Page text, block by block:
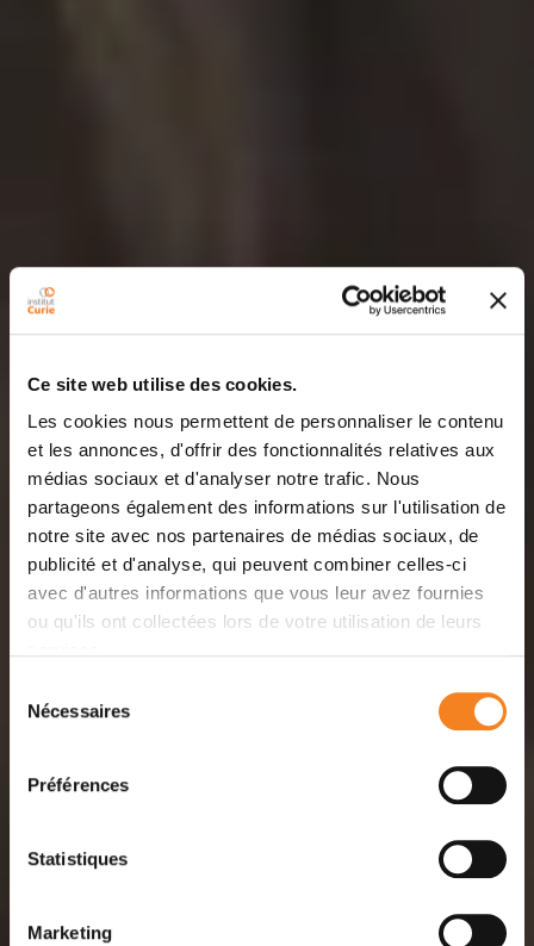
Ce site web utilise des cookies.
Les cookies nous permettent de personnaliser le contenu
et les annonces, d'offrir des fonctionnalités relatives aux
médias sociaux et d'analyser notre trafic. Nous
partageons également des informations sur l'utilisation de
notre site avec nos partenaires de médias sociaux, de
publicité et d'analyse, qui peuvent combiner celles-ci
avec d'autres informations que vous leur avez fournies
ou qu'ils ont collectées lors de votre utilisation de leurs
Nécessaires
Préférences
Statistiques
Marketing